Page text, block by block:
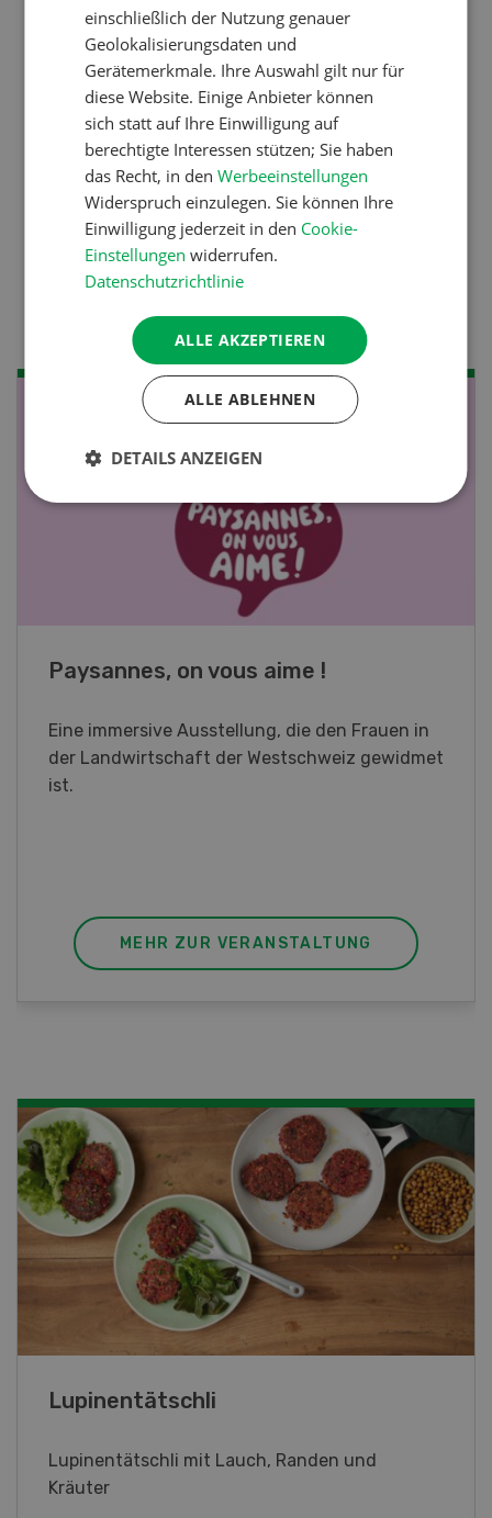
gegen die Alters-Sichtigkeit
Pflanzenbau
Raufutter aus dem Sack
Nutztiere
Stallklima - Hitzestress
19 -
JAN
28
Fachkurs Aquakultur
Sind Sie in der Fischzucht tätig oder
interessieren Sie sich für das Thema? In
diesem Fall ist unser FBA-Weiterbildungskurs
MEHR ZUR VERANSTALTUNG
Frühlingsrollen
Frühlingsrollen mit Poulet
einschließlich der Nutzung genauer
Geolokalisierungsdaten und
Gerätemerkmale. Ihre Auswahl gilt nur für
diese Website. Einige Anbieter können
sich statt auf Ihre Einwilligung auf
berechtigte Interessen stützen; Sie haben
das Recht, in denWerbeeinstellungen
Widerspruch einzulegen. Sie können Ihre
Einwilligung jederzeit in den Cookie-
Einstellungen widerrufen.
Datenschutzrichtlinie
ALLE AKZEPTIEREN
ALLE ABLEHNEN
DETAILS ANZEIGEN